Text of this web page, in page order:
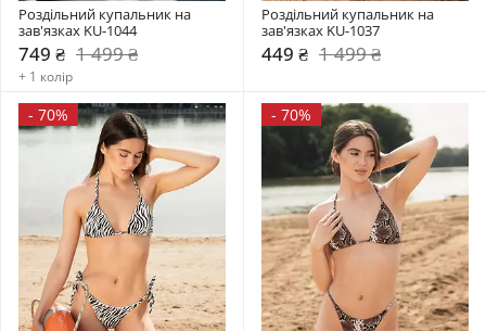
Роздільний купальник на
зав'язках KU-1044
749 ₴ 1 499 ₴
+ 1 колір
Роздільний купальник на
зав'язках KU-1037
449 ₴ 1 499 ₴
- 70% - 70%